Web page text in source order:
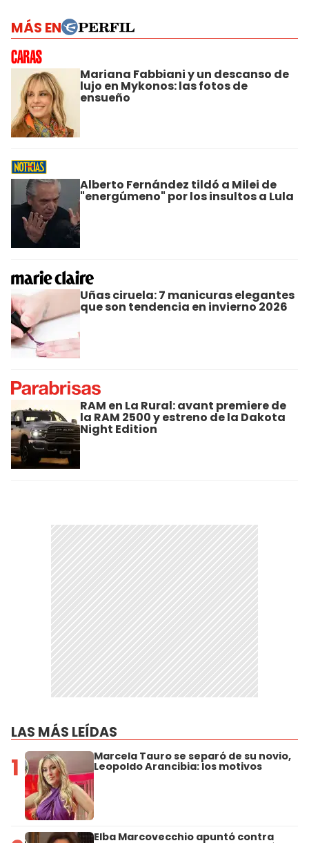
MÁS EN
Mariana Fabbiani y un descanso de
lujo en Mykonos: las fotos de
ensueño
Alberto Fernández tildó a Milei de
"energúmeno" por los insultos a Lula
Uñas ciruela: 7 manicuras elegantes
que son tendencia en invierno 2026
RAM en La Rural: avant premiere de
la RAM 2500 y estreno de la Dakota
Night Edition
LAS MÁS LEÍDAS
1 Marcela Tauro se separó de su novio,
Leopoldo Arancibia: los motivos
Elba Marcovecchio apuntó contra